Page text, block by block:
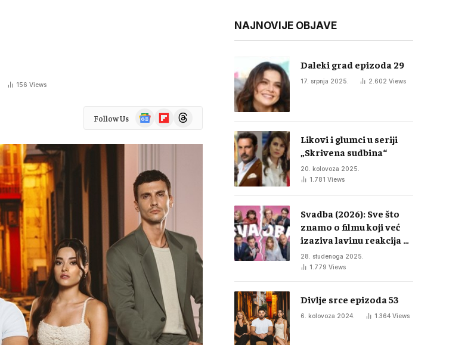
156 Views
Follow Us
Google
News
FlipboardThreads
NAJNOVIJE OBJAVE
Daleki grad epizoda 29
17. srpnja 2025. 2.602 Views
Likovi i glumci u seriji
„Skrivena sudbina“
20. kolovoza 2025.
1.781 Views
Svadba (2026): Sve što
znamo o filmu koji već
izaziva lavinu reakcija u
regiji
28. studenoga 2025.
1.779 Views
Divlje srce epizoda 53
6. kolovoza 2024. 1.364 Views